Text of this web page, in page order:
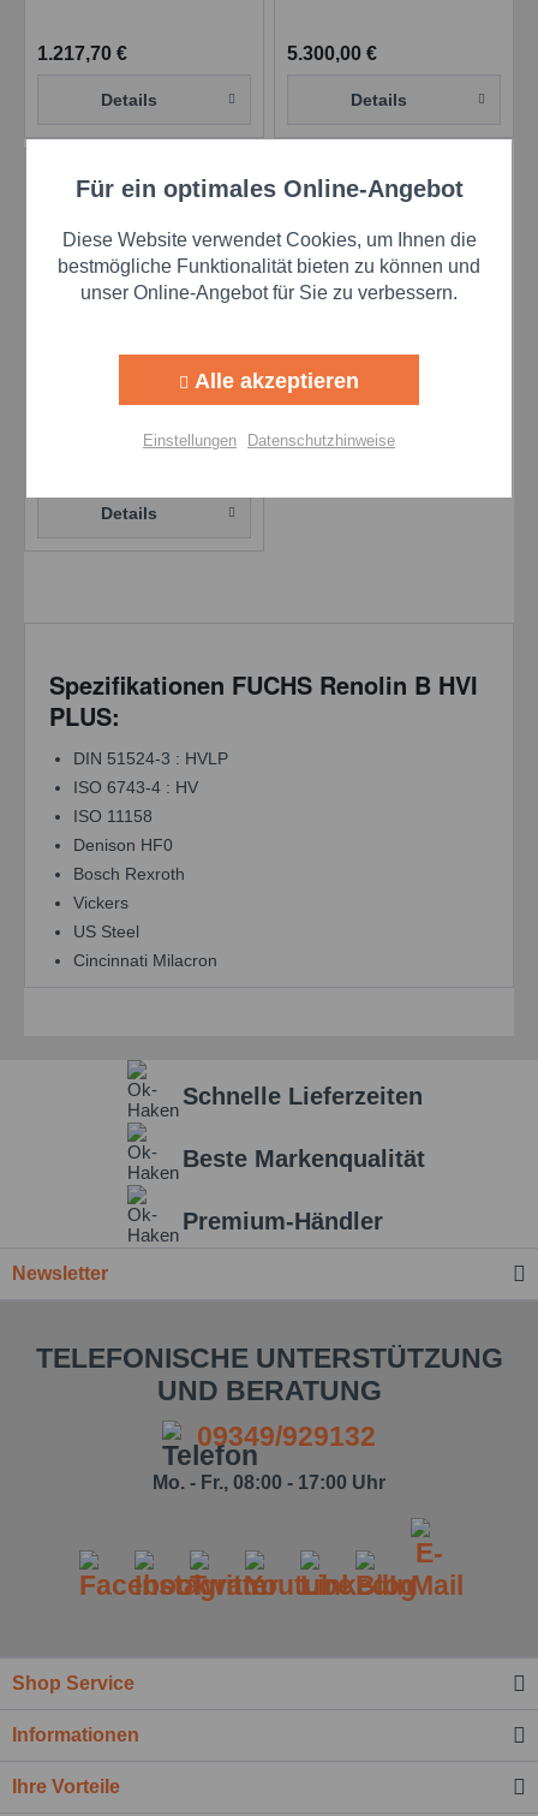
1.217,70 €
Details
5.300,00 €
Details
Fuchs Renolin B 46
HVI PLUS - 205 l Fass
205 Liter(5,40 € * / 1 Liter)
Details
Spezifikationen FUCHS Renolin B HVI
PLUS:
DIN 51524-3 : HVLP
ISO 6743-4 : HV
ISO 11158
Denison HF0
Bosch Rexroth
Vickers
US Steel
Cincinnati Milacron
Schnelle Lieferzeiten
Beste Markenqualität
Premium-Händler
Newsletter
TELEFONISCHE UNTERSTÜTZUNG
UND BERATUNG
09349/929132
Mo. - Fr., 08:00 - 17:00 Uhr
Shop Service
Informationen
Ihre Vorteile
Für ein optimales Online-Angebot
Diese Website verwendet Cookies, um Ihnen die
bestmögliche Funktionalität bieten zu können und
unser Online-Angebot für Sie zu verbessern.
Alle akzeptieren
Einstellungen Datenschutzhinweise